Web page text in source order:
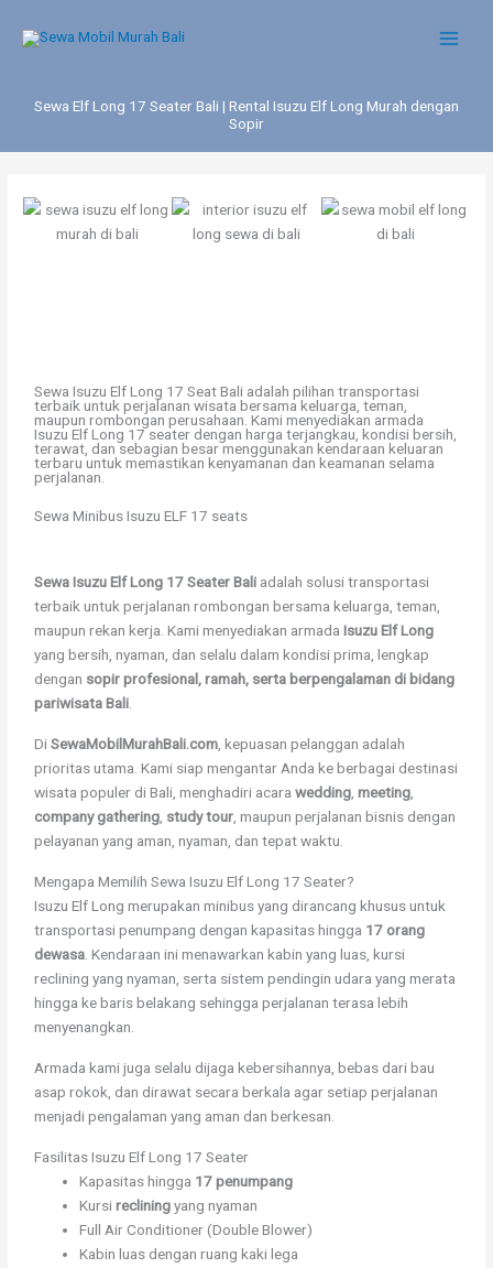
Sewa Elf Long 17 Seater Bali | Rental Isuzu Elf Long Murah dengan
Sopir
Sewa Isuzu Elf Long 17 Seat Bali adalah pilihan transportasi
terbaik untuk perjalanan wisata bersama keluarga, teman,
maupun rombongan perusahaan. Kami menyediakan armada
Isuzu Elf Long 17 seater dengan harga terjangkau, kondisi bersih,
terawat, dan sebagian besar menggunakan kendaraan keluaran
terbaru untuk memastikan kenyamanan dan keamanan selama
perjalanan.
Sewa Minibus Isuzu ELF 17 seats
Sewa Isuzu Elf Long 17 Seater Bali adalah solusi transportasi
terbaik untuk perjalanan rombongan bersama keluarga, teman,
maupun rekan kerja. Kami menyediakan armadaIsuzu Elf Long
yang bersih, nyaman, dan selalu dalam kondisi prima, lengkap
dengan sopir profesional, ramah, serta berpengalaman di bidang
pariwisata Bali
DiSewaMobilMurahBali.com , kepuasan pelanggan adalah
prioritas utama. Kami siap mengantar Anda ke berbagai destinasi
wisata populer di Bali, menghadiri acarawedding ,meeting
company gathering study tour , maupun perjalanan bisnis dengan
pelayanan yang aman, nyaman, dan tepat waktu.
Mengapa Memilih Sewa Isuzu Elf Long 17 Seater?
Isuzu Elf Long merupakan minibus yang dirancang khusus untuk
transportasi penumpang dengan kapasitas hingga 17 orang
dewasa . Kendaraan ini menawarkan kabin yang luas, kursi
reclining yang nyaman, serta sistem pendingin udara yang merata
hingga ke baris belakang sehingga perjalanan terasa lebih
menyenangkan.
Armada kami juga selalu dijaga kebersihannya, bebas dari bau
asap rokok, dan dirawat secara berkala agar setiap perjalanan
menjadi pengalaman yang aman dan berkesan.
Fasilitas Isuzu Elf Long 17 Seater
Kapasitas hingga 17 penumpang
Kursirecliningyang nyaman
Full Air Conditioner (Double Blower)
Kabin luas dengan ruang kaki lega